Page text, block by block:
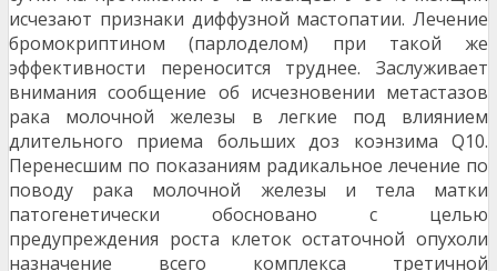
исчезают признаки диффузной мастопатии. Лечение
бромокриптином (парлоделом) при такой же
эффективности переносится труднее. Заслуживает
внимания сообщение об исчезновении метастазов
рака молочной железы в легкие под влиянием
длительного приема больших доз коэнзима Q10.
Перенесшим по показаниям радикальное лечение по
поводу рака молочной железы и тела матки
патогенетически обосновано с целью
предупреждения роста клеток остаточной опухоли
назначение всего комплекса третичной